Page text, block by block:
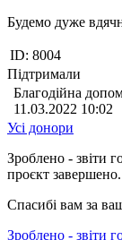
Будемо дуже
ID: 8004
Підтримали
Благодійна
11.03.2022 10:02
Усі донори
Зроблено - звіти
проєкт завершено.
Спасибі вам за
Зроблено - звіти